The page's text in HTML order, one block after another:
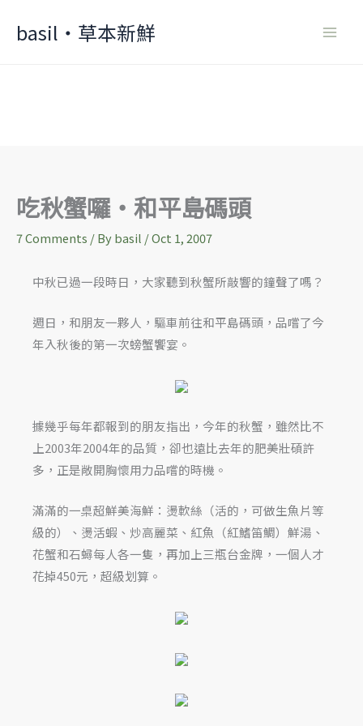
basil‧草本新鮮
吃秋蟹囉‧和平島碼頭
7 Comments / Bybasil /Oct 1, 2007
中秋已過一段時日，大家聽到秋蟹所敲響的鐘聲了嗎？
週日，和朋友一夥人，驅車前往和平島碼頭，品嚐了今
年入秋後的第一次螃蟹饗宴。
據幾乎每年都報到的朋友指出，今年的秋蟹，雖然比不
上2003年2004年的品質，卻也遠比去年的肥美壯碩許
多，正是敞開胸懷用力品嚐的時機。
滿滿的一桌超鮮美海鮮：燙軟絲（活的，可做生魚片等
級的）、燙活蝦、炒高麗菜、紅魚（紅鰭笛鯛）鮮湯、
花蟹和石蟳每人各一隻，再加上三瓶台金牌，一個人才
花掉450元，超級划算。